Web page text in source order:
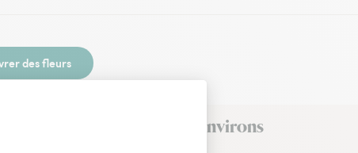
des fleurs
et dans ses environs